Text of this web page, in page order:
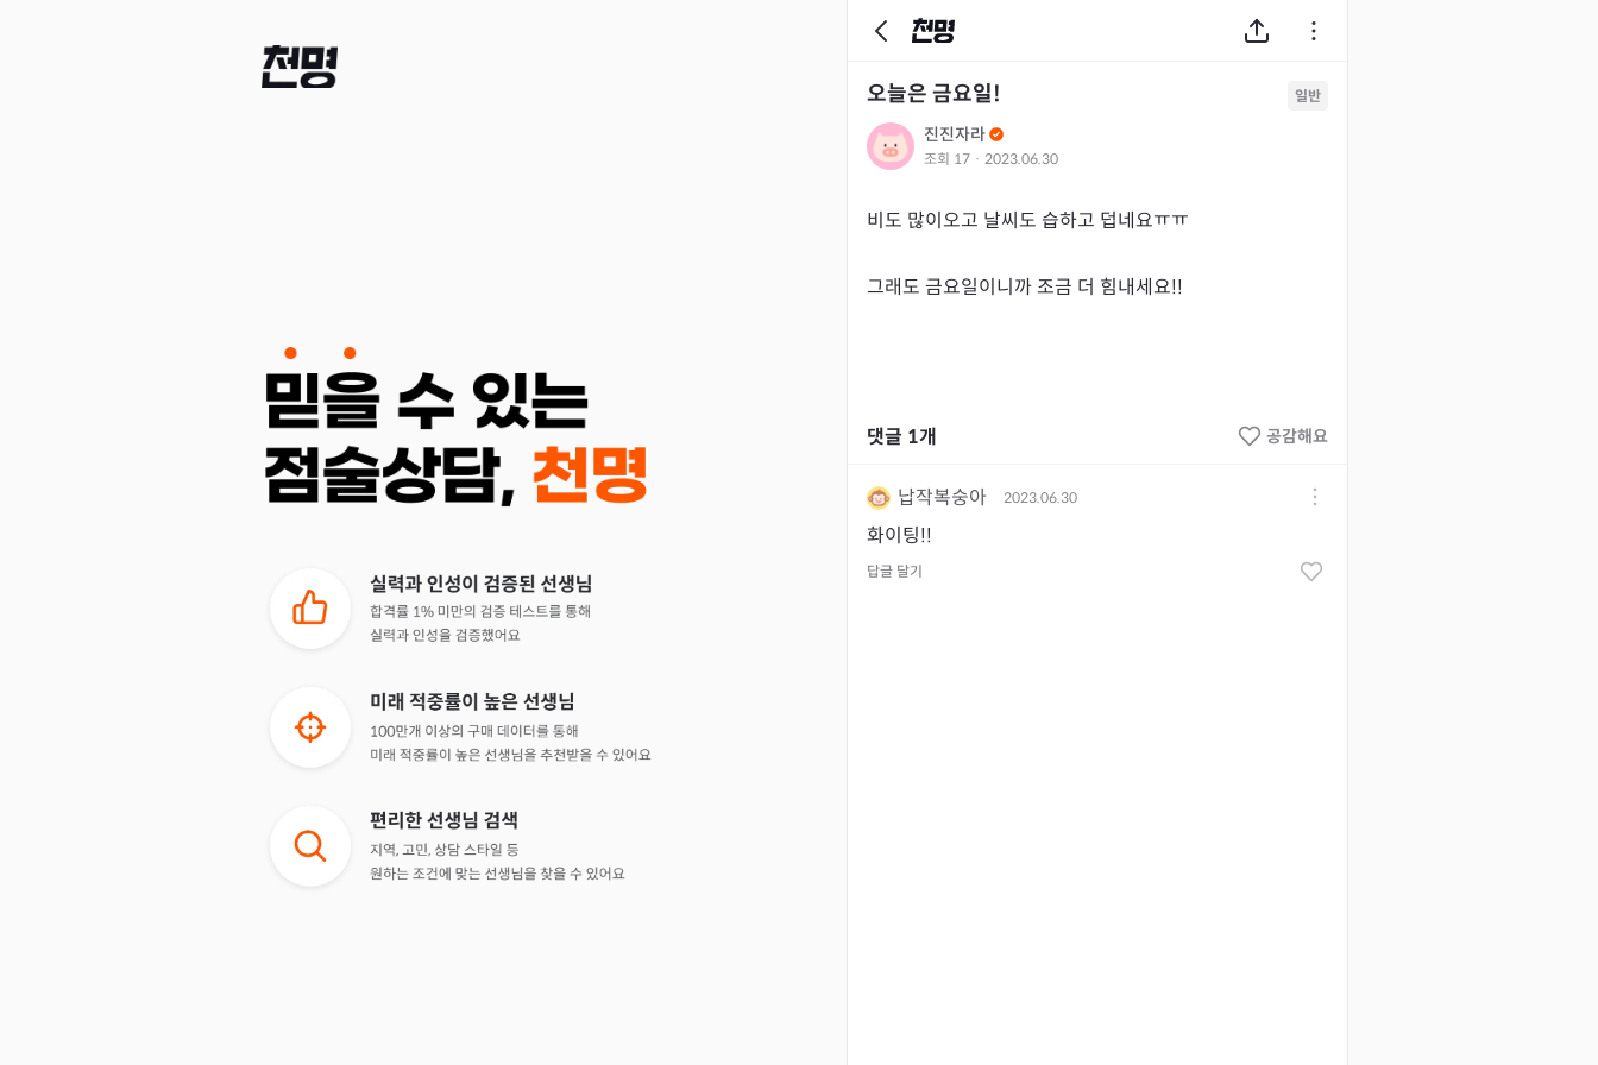
오늘은 금요일! 일반
진진자라
조회 17 · 2023.06.30
비도 많이오고 날씨도 습하고 덥네요ㅠㅠ
그래도 금요일이니까 조금 더 힘내세요!!
댓글 1개 공감해요
납작복숭아 2023.06.30
화이팅!!
답글 달기